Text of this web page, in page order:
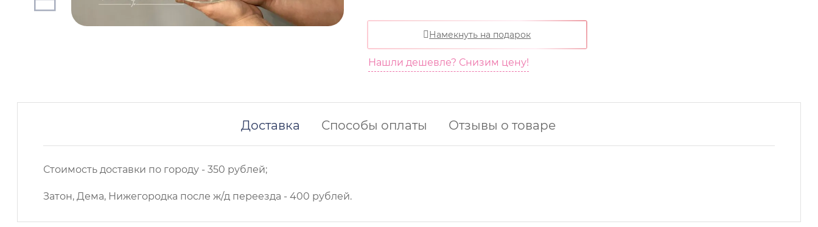
Намекнуть на подарок
Нашли дешевле? Снизим цену!
Доставка Способы оплаты Отзывы о товаре
Стоимость доставки по городу - 350 рублей;
Затон, Дема, Нижегородка после ж/д переезда - 400 рублей.